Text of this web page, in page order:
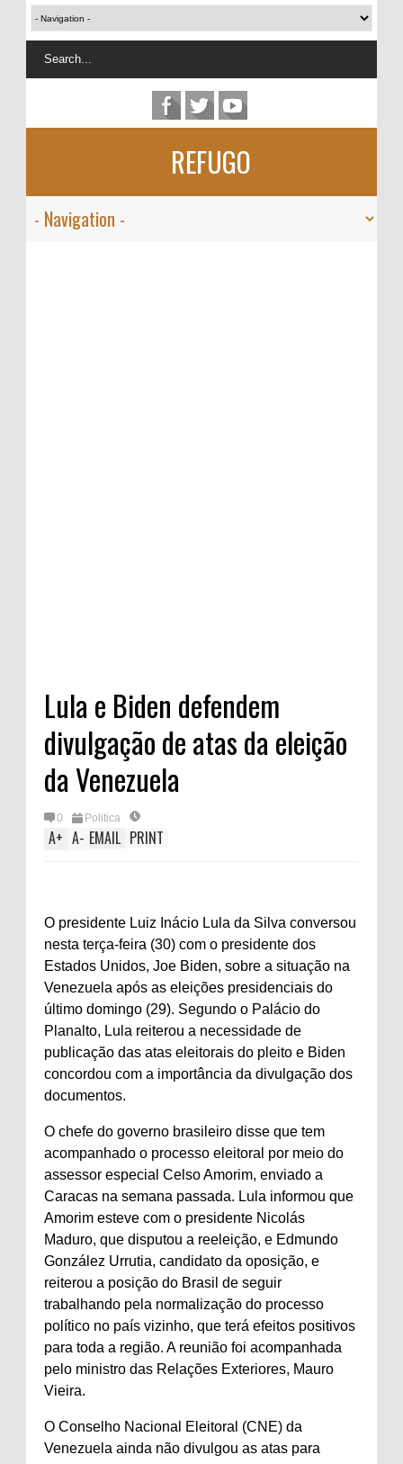
REFUGO
Lula e Biden defendem
divulgação de atas da eleição
da Venezuela
0 Politica
A+ A- EMAIL PRINT
O presidente Luiz Inácio Lula da Silva conversou
nesta terça-feira (30) com o presidente dos
Estados Unidos, Joe Biden, sobre a situação na
Venezuela após as eleições presidenciais do
último domingo (29). Segundo o Palácio do
Planalto, Lula reiterou a necessidade de
publicação das atas eleitorais do pleito e Biden
concordou com a importância da divulgação dos
documentos.
O chefe do governo brasileiro disse que tem
acompanhado o processo eleitoral por meio do
assessor especial Celso Amorim, enviado a
Caracas na semana passada. Lula informou que
Amorim esteve com o presidente Nicolás
Maduro, que disputou a reeleição, e Edmundo
González Urrutia, candidato da oposição, e
reiterou a posição do Brasil de seguir
trabalhando pela normalização do processo
político no país vizinho, que terá efeitos positivos
para toda a região. A reunião foi acompanhada
pelo ministro das Relações Exteriores, Mauro
Vieira.
O Conselho Nacional Eleitoral (CNE) da
Venezuela ainda não divulgou as atas para